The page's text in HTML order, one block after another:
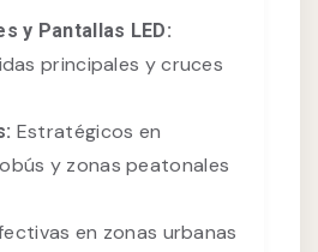
y Pantallas LED:
principales y cruces
Estratégicos en
y zonas peatonales
en zonas urbanas